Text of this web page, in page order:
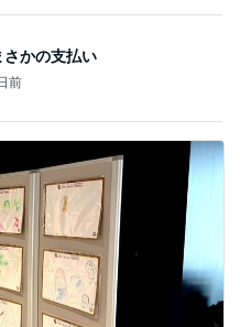
さかの支払い
前